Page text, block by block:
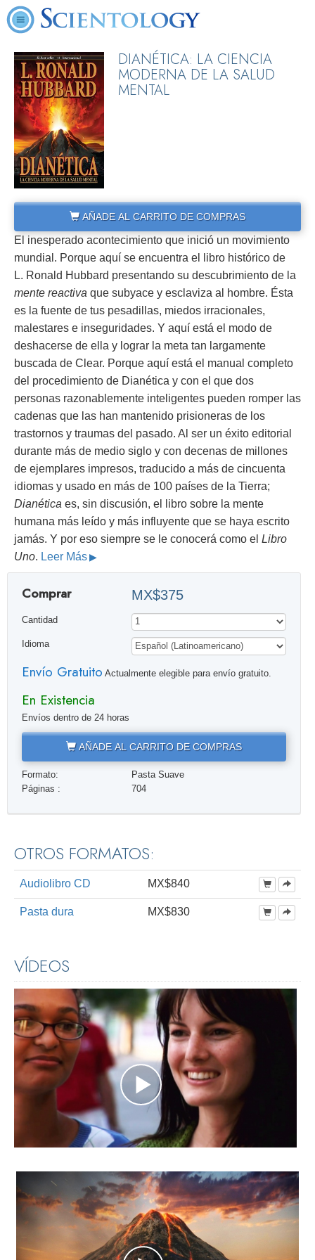
DIANÉTICA: LA CIENCIA
MODERNA DE LA SALUD
MENTAL
AÑADE AL CARRITO DE COMPRAS
El inesperado acontecimiento que inició un movimiento
mundial. Porque aquí se encuentra el libro histórico de
L. Ronald Hubbard presentando su descubrimiento de la
mente reactiva que subyace y esclaviza al hombre. Ésta
es la fuente de tus pesadillas, miedos irracionales,
malestares e inseguridades. Y aquí está el modo de
deshacerse de ella y lograr la meta tan largamente
buscada de Clear. Porque aquí está el manual completo
del procedimiento de Dianética y con el que dos
personas razonablemente inteligentes pueden romper las
cadenas que las han mantenido prisioneras de los
trastornos y traumas del pasado. Al ser un éxito editorial
durante más de medio siglo y con decenas de millones
de ejemplares impresos, traducido a más de cincuenta
idiomas y usado en más de 100 países de la Tierra;
Dianética es, sin discusión, el libro sobre la mente
humana más leído y más influyente que se haya escrito
jamás. Y por eso siempre se le conocerá como el Libro
Uno. Leer Más
Comprar MX$375
Cantidad
Idioma
Envío Gratuito Actualmente elegible para envío gratuito.
En Existencia
Envíos dentro de 24 horas
AÑADE AL CARRITO DE COMPRAS
Formato:
Pasta Suave
Páginas :
704
OTROS FORMATOS:
Audiolibro CD MX$840
Pasta dura MX$830
VÍDEOS